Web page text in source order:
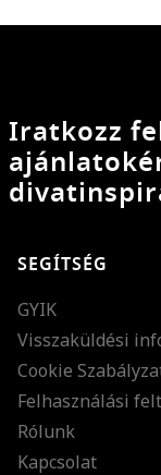
Iratkozz
SEGÍTSÉG
GYIK
Visszaküldési
Cookie
Felhasználási
Rólunk
Kapcsolat